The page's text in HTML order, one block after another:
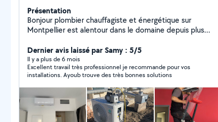
Présentation
Bonjour plombier chauffagiste et énergétique sur
Montpellier est alentour dans le domaine depuis plus
vos exigences disponibilité 24/7 j -installation -
Dépannage -rénovation.
Dernier avis laissé par Samy : 5/5
Il y a plus de 6 mois
Excellent travail très professionnel je recommande pour vos
installations. Ayoub trouve des très bonnes solutions